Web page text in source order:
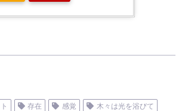
存在 感覚 木々は光を浴びて